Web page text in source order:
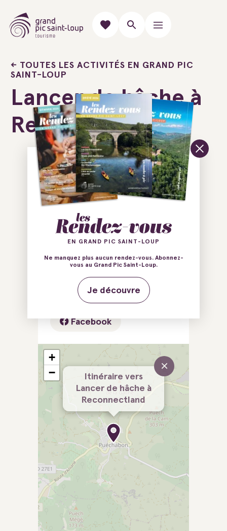
TOUTES LES ACTIVITÉS EN GRAND PIC
SAINT-LOUP
Lancer de hâche à
Reconnectland
Ajouter au carnet de voyage
3000 Route de Viols-le-
Fort
E-mail
Site web
Facebook
Itinéraire vers
Lancer de hâche à
Reconnectland
×
+
−
EN GRAND PIC SAINT-LOUP
Ne manquez plus aucun rendez-vous. Abonnez-
vous au Grand Pic Saint-Loup.
Je découvre